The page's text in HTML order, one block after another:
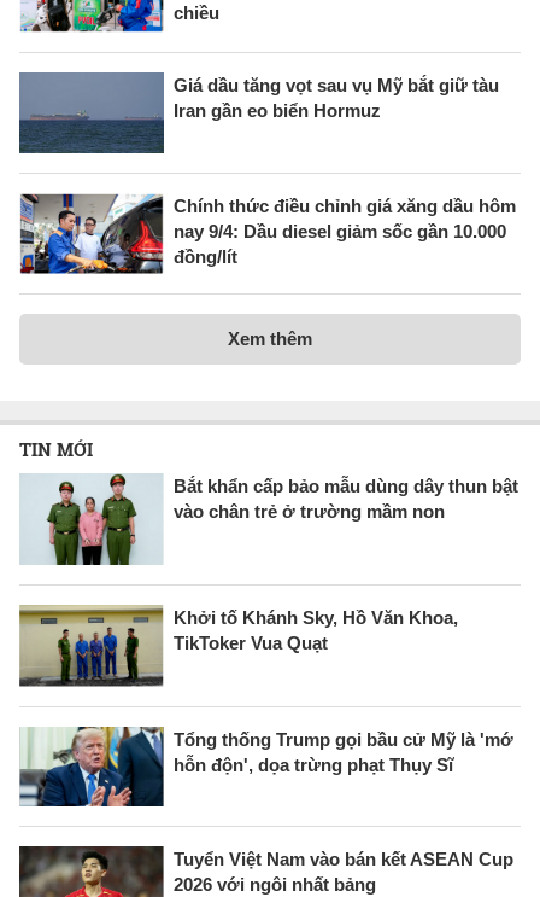
chiều
Giá dầu tăng vọt sau vụ Mỹ bắt giữ tàu
Iran gần eo biển Hormuz
Chính thức điều chỉnh giá xăng dầu hôm
nay 9/4: Dầu diesel giảm sốc gần 10.000
đồng/lít
Xem thêm
TIN MỚI
Bắt khẩn cấp bảo mẫu dùng dây thun bật
vào chân trẻ ở trường mầm non
Khởi tố Khánh Sky, Hồ Văn Khoa,
TikToker Vua Quạt
Tổng thống Trump gọi bầu cử Mỹ là 'mớ
hỗn độn', dọa trừng phạt Thụy Sĩ
Tuyển Việt Nam vào bán kết ASEAN Cup
2026 với ngôi nhất bảng